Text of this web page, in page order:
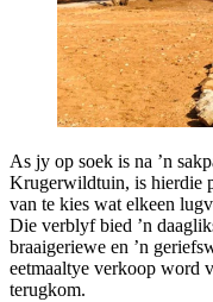
As jy op soek is na ’n
Krugerwildtuin, is hierdie
van te kies wat elkeen
Die verblyf bied ’n
braaigeriewe en ’n
eetmaaltye verkoop word
terugkom.